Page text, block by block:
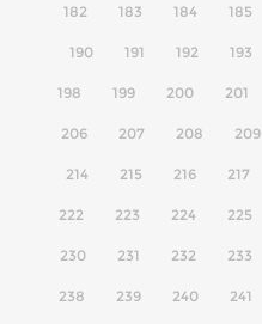
182 183 184 185
190 191 192 193
198 199 200 201
206 207 208 209
214 215 216 217
222 223 224 225
230 231 232 233
238 239 240 241